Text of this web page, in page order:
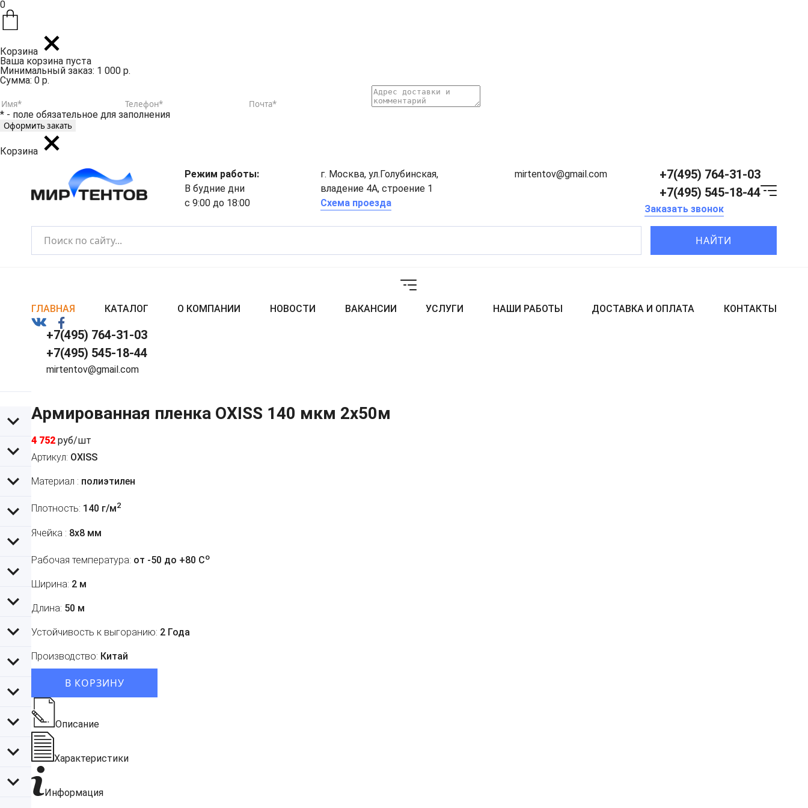
0
Корзина
Ваша корзина пуста
Минимальный заказ: 1 000 р.
Сумма: 0 р.
* - поле обязательное для заполнения
Корзина
Режим работы:
В будние дни
с 9:00 до 18:00
г. Москва, ул.Голубинская,
владение 4А, строение 1
Схема проезда
mirtentov@gmail.com
+7(495) 764-31-03
+7(495) 545-18-44
Заказать звонок
НАЙТИ
ГЛАВНАЯ КАТАЛОГ О КОМПАНИИ НОВОСТИ ВАКАНСИИ УСЛУГИ НАШИ РАБОТЫ ДОСТАВКА И ОПЛАТА КОНТАКТЫ
+7(495) 764-31-03
+7(495) 545-18-44
mirtentov@gmail.com
Армированная пленка OXISS 140 мкм 2x50м
4 752 руб/шт
Артикул: OXISS
Материал : полиэтилен
Плотность: 140 г/м2
Ячейка : 8х8 мм
Рабочая температура: от -50 до +80 Co
Ширина: 2 м
Длина: 50 м
Устойчивость к выгоранию: 2 Года
Производство: Китай
В КОРЗИНУ
Описание
Характеристики
Информация